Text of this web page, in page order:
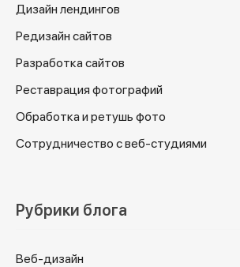
Дизайн лендингов
Редизайн сайтов
Разработка сайтов
Реставрация фотографий
Обработка и ретушь фото
Сотрудничество с веб-студиями
Рубрики блога
Веб-дизайн